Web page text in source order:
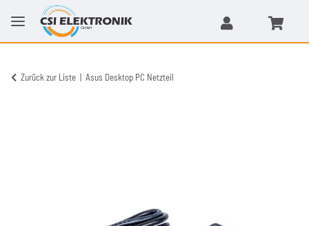
Zurück zur Liste Asus Desktop PC Netzteil